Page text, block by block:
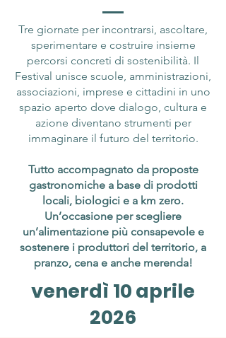
Tre giornate per incontrarsi, ascoltare,
sperimentare e costruire insieme
percorsi concreti di sostenibilità. Il
Festival unisce scuole, amministrazioni,
associazioni, imprese e cittadini in uno
spazio aperto dove dialogo, cultura e
azione diventano strumenti per
immaginare il futuro del territorio.
Tutto accompagnato da proposte
gastronomiche a base di prodotti
locali, biologici e a km zero.
Un’occasione per scegliere
un’alimentazione più consapevole e
sostenere i produttori del territorio, a
pranzo, cena e anche merenda!
venerdì 10 aprile
2026